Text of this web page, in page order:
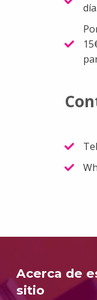
Acerca de
sitio